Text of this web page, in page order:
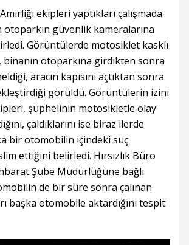
ekipleri yaptıkları çalışmada
otoparkın güvenlik kameralarına
Görüntülerde motosiklet kasklı
otoparkına girdikten sonra
aracın kapısını açtıktan sonra
görüldü. Görüntülerin izini
şüphelinin motosikletle olay
çaldıklarını ise biraz ilerde
bir otomobilin içindeki suç
ettiğini belirledi. Hırsızlık Büro
Şube Müdürlüğüne bağlı
de bir süre sonra çalınan
başka otomobile aktardığını tespit